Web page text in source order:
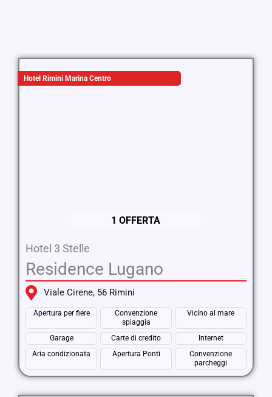
1 OFFERTA
Hotel Rimini Marina Centro
Hotel 3 Stelle
Residence Lugano
Viale Cirene, 56 Rimini
Apertura per fiere
Convenzione
spiaggia
Vicino al mare
Garage Carte di credito
Internet
Aria condizionata
Apertura Ponti
Convenzione
parcheggi